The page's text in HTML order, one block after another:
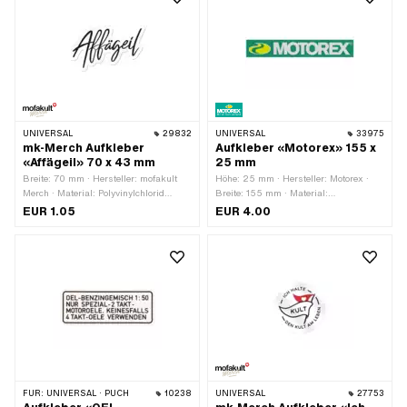
UNIVERSAL 29832
mk-Merch Aufkleber
«Affägeil» 70 x 43 mm
Breite: 70 mm · Hersteller: mofakult
Merch · Material: Polyvinylchlorid
(PVC) · Oberfläche: matt ·
Beschaffenheit Rückseite: Klebstoff ·
EUR 1.05
UNIVERSAL 33975
Aufkleber «Motorex» 155 x
25 mm
Höhe: 25 mm · Hersteller: Motorex ·
Breite: 155 mm · Material:
Polyvinylchlorid (PVC) · Oberfläche:
Rückseite: Klebstoff · Transferfolie:
EUR 4.00
FÜR: UNIVERSAL · PUCH 10238 UNIVERSAL 27753